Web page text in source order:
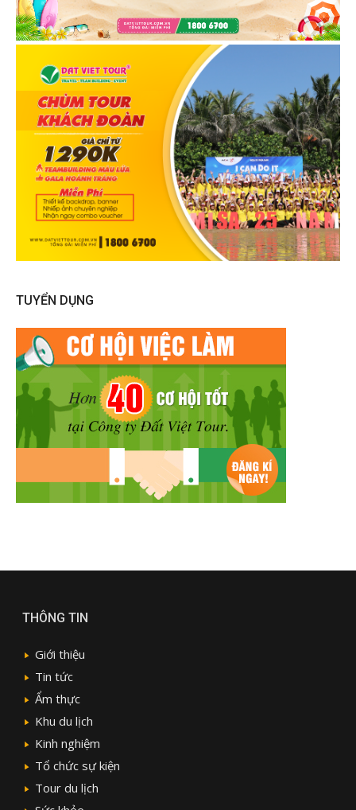
TUYỂN DỤNG
THÔNG TIN
Giới thiệu
Tin tức
Ẩm thực
Khu du lịch
Kinh nghiệm
Tổ chức sự kiện
Tour du lịch